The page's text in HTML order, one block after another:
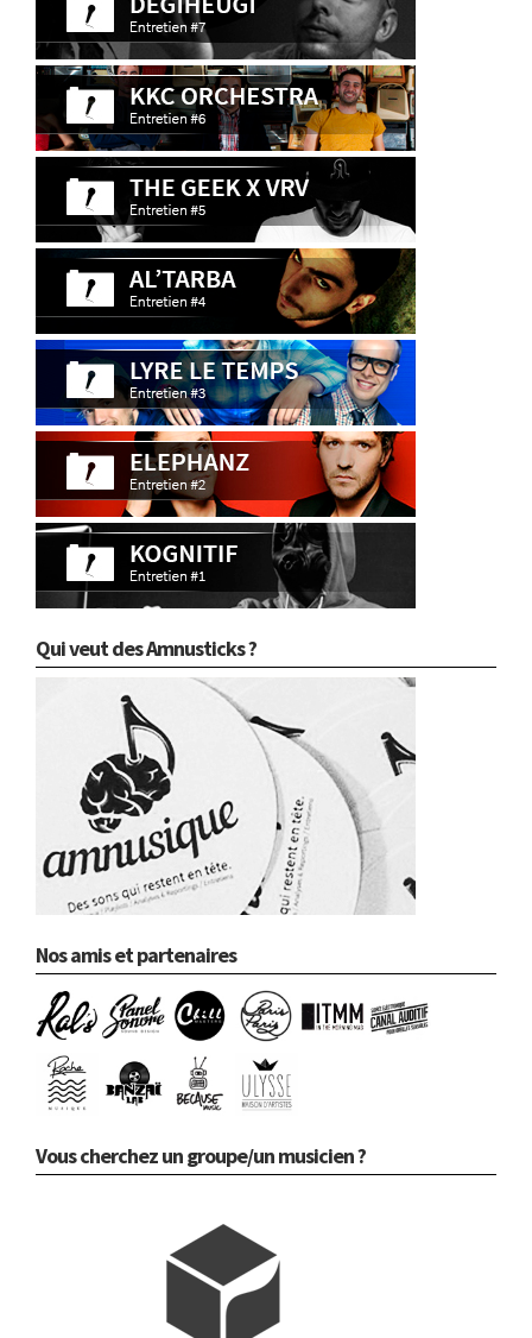
Qui veut des Amnusticks ?
Nos amis et partenaires
Vous cherchez un groupe/un musicien ?